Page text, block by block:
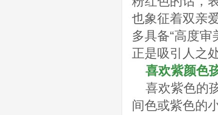
也象征着双亲
多具备“高度审
正是吸引人之
喜欢紫颜色
喜欢紫色的
间色或紫色的